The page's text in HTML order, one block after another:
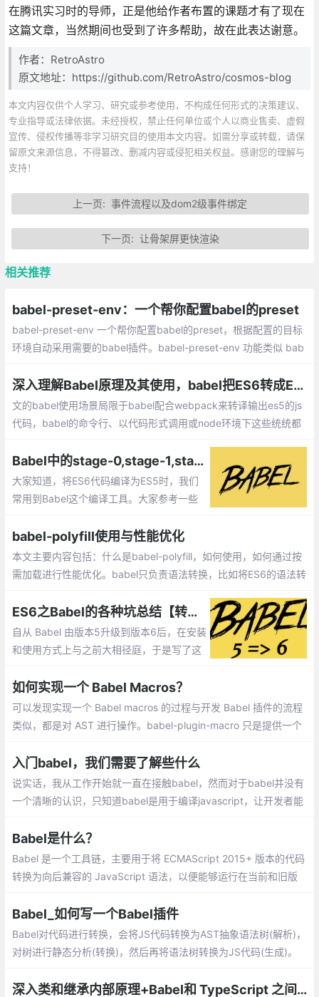
在腾讯实习时的导师，正是他给作者布置的课题才有了现在
这篇文章，当然期间也受到了许多帮助，故在此表达谢意。
作者：RetroAstro
原文地址：https://github.com/RetroAstro/cosmos-blog
本文内容仅供个人学习、研究或参考使用，不构成任何形式的决策建议、
专业指导或法律依据。未经授权，禁止任何单位或个人以商业售卖、虚假
宣传、侵权传播等非学习研究目的使用本文内容。如需分享或转载，请保
留原文来源信息，不得篡改、删减内容或侵犯相关权益。感谢您的理解与
支持！
上一页:事件流程以及dom2级事件绑定
下一页: 让骨架屏更快渲染
相关推荐
babel-preset-env：一个帮你配置babel的preset
babel-preset-env 一个帮你配置babel的preset，根据配置的目标
环境自动采用需要的babel插件。babel-preset-env 功能类似 bab
转译
深入理解Babel原理及其使用，babel把ES6转成ES5的原理是什么？
文的babel使用场景局限于babel配合webpack来转译输出es5的js
代码，babel的命令行、以代码形式调用或node环境下这些统统都
-js。
Babel中的stage-0,stage-1,stage-2以及stage-3的作用（转）
大家知道，将ES6代码编译为ES5时，我们
常用到Babel这个编译工具。大家参考一些
家在.babelrc中输入如下代码
babel-polyfill使用与性能优化
本文主要内容包括：什么是babel-polyfill，如何使用，如何通过按
需加载进行性能优化。babel只负责语法转换，比如将ES6的语法转
引入babel-polyfill来模拟实现这些对象、方法。
ES6之Babel的各种坑总结【转载】
自从 Babel 由版本5升级到版本6后，在安装
和使用方式上与之前大相径庭，于是写了这
安装和全局安装 、坑二编译插件、坑三bab
el-polyfill插件
如何实现一个 Babel Macros？
可以发现实现一个 Babel macros 的过程与开发 Babel 插件的流程
类似，都是对 AST 进行操作。babel-plugin-macro 只是提供一个
编译时进行拓展
入门babel，我们需要了解些什么
说实话，我从工作开始就一直在接触babel，然而对于babel并没有
一个清晰的认识，只知道babel是用于编译javascript，让开发者能
很多困惑，下面我就以babel@7为例
Babel是什么？
Babel 是一个工具链，主要用于将 ECMAScript 2015+ 版本的代码
转换为向后兼容的 JavaScript 语法，以便能够运行在当前和旧版
Babel_如何写一个Babel插件
Babel对代码进行转换，会将JS代码转换为AST抽象语法树(解析)，
对树进行静态分析(转换)，然后再将语法树转换为JS代码(生成)。
的类型。其他属性用来进一步描述节点的类型。
深入类和继承内部原理+Babel和 TypeScript 之间转换